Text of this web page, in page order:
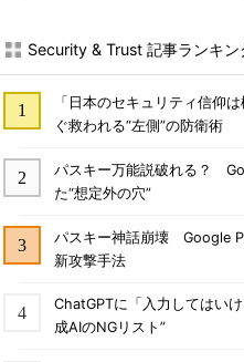
Security & Trust 記事ランキン
「日本のセキュリティ信仰
ぐ救われる“左側”の防衛術
パスキー万能説破れる？
た“想定外の穴”
パスキー神話崩壊 Google
新攻撃手法
ChatGPTに「入力してはい
成AIのNGリスト”